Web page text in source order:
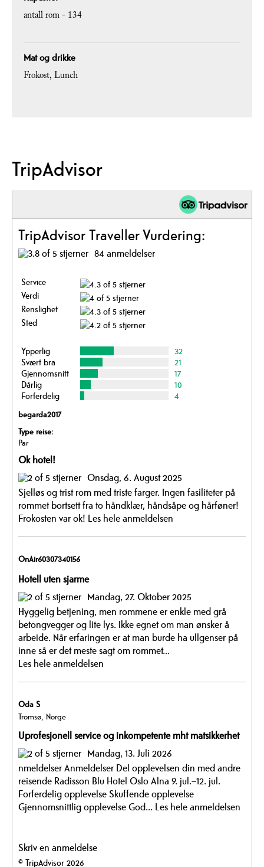
antall rom -134
Mat og drikke
Frokost Lunch
TripAdvisor
TripAdvisor Traveller Vurdering:
84 anmeldelser
Service
Verdi
Renslighet
Sted
Ypperlig
32
Svært bra
21
Gjennomsnitt
17
Dårlig
10
Forferdelig
4
begarda2017
Type reise:
Par
Ok hotel!
Onsdag, 6. August 2025
Sjelløs og trist rom med triste farger. Ingen fasiliteter på
rommet bortsett fra to håndklær, håndsåpe og hårføner!
Frokosten var ok! Les hele anmeldelsen
OnAir60307340156
Hotell uten sjarme
Mandag, 27. Oktober 2025
Hyggelig betjening, men rommene er enkle med grå
betongvegger og lite lys. Ikke egnet om man ønsker å
arbeide. Når erfaringen er at man burde ha ullgenser på
inne så er det meste sagt om rommet...
Les hele anmeldelsen
Oda S
Tromsø, Norge
Uprofesjonell service og inkompetente mht matsikkerhet
Mandag, 13. Juli 2026
nmeldelser Anmeldelser Del opplevelsen din med andre
reisende Radisson Blu Hotel Oslo Alna 9. jul.–12. jul.
Forferdelig opplevelse Skuffende opplevelse
Gjennomsnittlig opplevelse God... Les hele anmeldelsen
Skriv en anmeldelse
© TripAdvisor 2026